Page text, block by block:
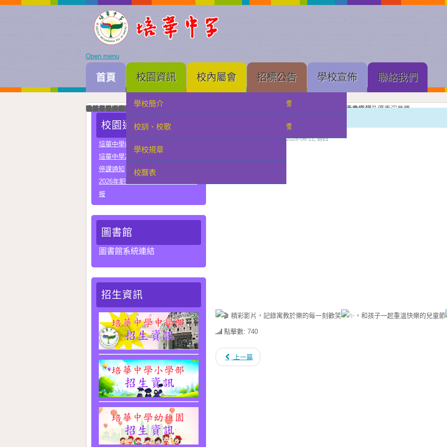
Open menu
首頁 校園資訊
學校簡介
校訓、校歌
學校規章
校曆表
校內屬會 招標公告
中學部招標
小幼部招標
學校宣佈 聯絡我們
我校與河南省實驗中學正式締結姐妹校
培華中學建校三十周年暨智慧教學及科技教育成果展開幕
智慧教學及科技教育成果展一眾主禮嘉賓為成果展進行隆重剪綵
中國優秀運動員王麗與我校簽署合作協議共育體壇新苗
李秋林校長與孫詠雅副校長率領學生代表出席澳門理工大學體育館舉行的建黨 105 周年慶祝大會直播
2025年度中學畢業典禮高三畢業生與嘉賓合照留念
我校與澳門理工大學正式署合作協議
我校與澳門電訊正式簽署人工智能合作協議
我校與珠海市金灣區四季學校締結姐妹學校
我校男子D組在第四十九屆學界籃球比賽中榮獲亞軍
學科常識問答比賽圓滿落幕嘉賓、行政、老師與獲獎班級同學合照留念
在第三十四屆校際戲劇比賽中我校小學組榮獲優良獎（本屆最高級別）、劇本創作獎、小學優秀導演及優秀演員獎
在第三十四屆校際戲劇比賽中我校中學組A隊榮獲優良獎（本屆最高級別）及優秀演員獎
在第三十四屆校際戲劇比賽中我校中學組B隊榮獲甲級獎及優秀演員獎
我校與常州市第一中學締結姐妹學校
我校在第四十四屆校際舞蹈比賽榮獲小學組優良級獎項
我校在第四十四屆校際舞蹈比賽榮獲中學組甲級獎獎項
校園通告
培華中學收費項目一覽表
培華中學2024-2025學年報名費
停課通知
2026年职业教育国家教学成果奖申
报
圖書館
圖書館系統連結
招生資訊
六・一園藝會，學趣並舉
分類:校園快訊 發佈: 2026-06-11, 週四
精彩影片，記錄寓教於樂的每一刻歡笑 ，和孩子一起重溫快樂的兒童節
點擊數: 740
上一篇